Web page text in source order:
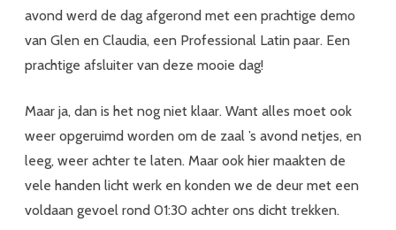
avond werd de dag afgerond met een prachtige demo
van Glen en Claudia, een Professional Latin paar. Een
prachtige afsluiter van deze mooie dag!
Maar ja, dan is het nog niet klaar. Want alles moet ook
weer opgeruimd worden om de zaal ’s avond netjes, en
leeg, weer achter te laten. Maar ook hier maakten de
vele handen licht werk en konden we de deur met een
voldaan gevoel rond 01:30 achter ons dicht trekken.